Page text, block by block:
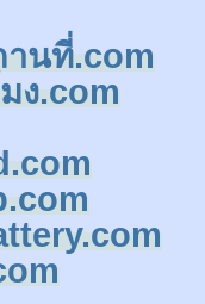
านที่.com
ง.com